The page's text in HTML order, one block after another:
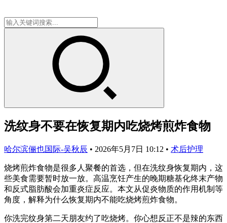
洗纹身不要在恢复期内吃烧烤煎炸食物
哈尔滨俪也国际-吴秋辰 • 2026年5月7日 10:12 • 术后护理
烧烤煎炸食物是很多人聚餐的首选，但在洗纹身恢复期内，这
些美食需要暂时放一放。高温烹饪产生的晚期糖基化终末产物
和反式脂肪酸会加重炎症反应。本文从促炎物质的作用机制等
角度，解释为什么恢复期内不能吃烧烤煎炸食物。
你洗完纹身第二天朋友约了吃烧烤。你心想反正不是辣的东西